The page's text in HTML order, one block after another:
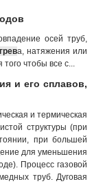
осей труб,
а, натяжения или
чтобы все с...
и его сплавов,
и термическая
структуры (при
при большей
для уменьшения
Процесс газовой
труб. Дуговая